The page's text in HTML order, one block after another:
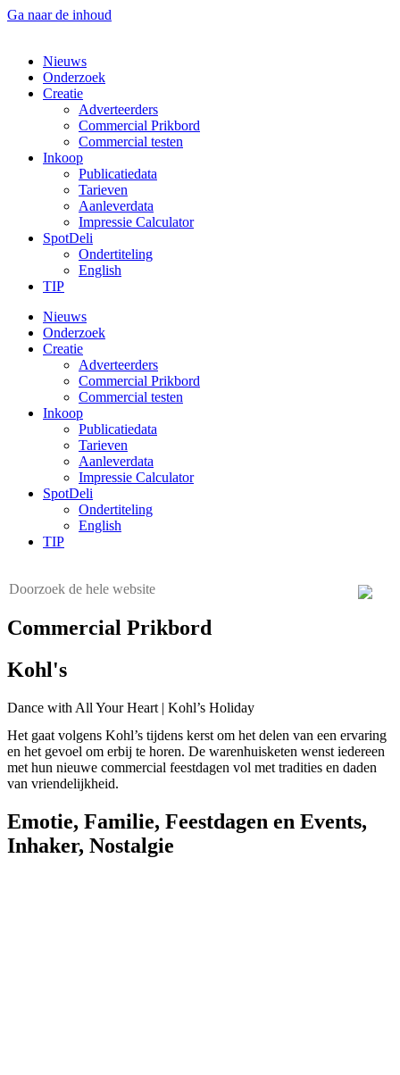
Ga naar de inhoud
Nieuws
Onderzoek
Creatie
Adverteerders
Commercial Prikbord
Commercial testen
Inkoop
Publicatiedata
Tarieven
Aanleverdata
Impressie Calculator
SpotDeli
Ondertiteling
English
TIP
Nieuws
Onderzoek
Creatie
Adverteerders
Commercial Prikbord
Commercial testen
Inkoop
Publicatiedata
Tarieven
Aanleverdata
Impressie Calculator
SpotDeli
Ondertiteling
English
TIP
Commercial Prikbord
Kohl's
Dance with All Your Heart | Kohl’s Holiday
Het gaat volgens Kohl’s tijdens kerst om het delen van een ervaring
en het gevoel om erbij te horen. De warenhuisketen wenst iedereen
met hun nieuwe commercial feestdagen vol met tradities en daden
van vriendelijkheid.
Emotie, Familie, Feestdagen en Events,
Inhaker, Nostalgie